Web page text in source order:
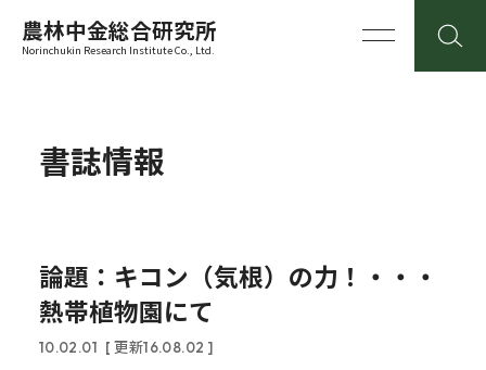
農林中金総合研究所
Norinchukin Research Institute Co., Ltd.
書誌情報
論題：キコン（気根）の力！・・・
熱帯植物園にて
10.02.01 [ 更新16.08.02 ]